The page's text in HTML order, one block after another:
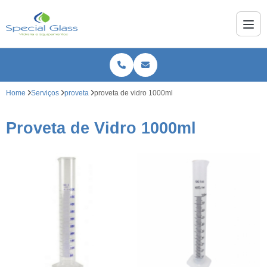
Home Serviços proveta proveta de vidro 1000ml
Proveta de Vidro 1000ml